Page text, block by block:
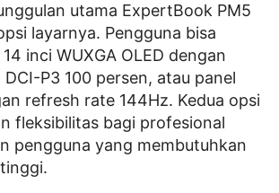
utama ExpertBook PM5
layarnya. Pengguna bisa
inci WUXGA OLED dengan
P3 100 persen, atau panel
refresh rate 144Hz. Kedua opsi
fleksibilitas bagi profesional
pengguna yang membutuhkan